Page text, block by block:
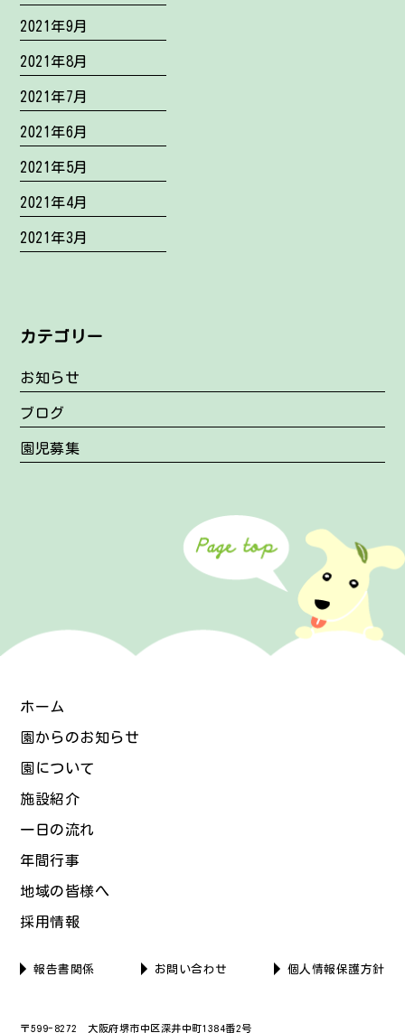
2021年9月
2021年8月
2021年7月
2021年6月
2021年5月
2021年4月
2021年3月
カテゴリー
お知らせ
ブログ
園児募集
ホーム
園からのお知らせ
園について
施設紹介
一日の流れ
年間行事
地域の皆様へ
採用情報
報告書関係 お問い合わせ 個人情報保護方針
〒599-8272 大阪府堺市中区深井中町1384番2号